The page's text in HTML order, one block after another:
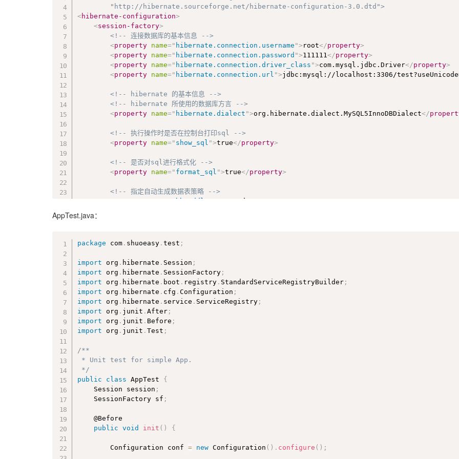
		"http://hibernate.sourceforge.net/hibernate-configuration-3.0.dtd">
<hibernate-configuration>
<session-factory>
<!-- 连接数据库的基本信息 -->
<property name=" hibernate.connection.username "> root</property>
<property name=" hibernate.connection.password ">111111</property>
<property name=" hibernate.connection.driver_class ">com.mysql.jdbc.Driver</property>
<property name=" hibernate.connection.url ">jdbc:mysql://localhost:3306/
<!-- hibernate 的基本信息 -->
<!-- hibernate 所使用的数据库方言 -->
<property name=" hibernate.dialect ">org.hibernate.dialect.MySQL5InnoDBDialect</
<!-- 执行操作时是否在控制台打印sql -->
<property name=" show_sql ">true</property>
<!-- 是否对sql进行格式化 -->
<property name=" format_sql ">true</property>
<!-- 指定自动生成数据表策略 -->
hbm2ddl.auto update
<!-- 配置使用的二级缓存产品 -->
property name hibernate.cache.region.factory_class
<!-- 指定关联的 .hbm.xml文件 -->
mapping resource = com/shuoeasy/test/User.hbm.xml "
mapping resource = com/shuoeasy/test/Orders.hbm.xml
class-cache
<!-- 集合级别的二级缓存，写法：包名.类名.字段名 -->
collection-cache
session-factory
hibernate-configuration
AppTest.java：
package com . shuoeasy .test ;
import org . hibernate . Session ;
import org . hibernate . SessionFactory ;
import org . hibernate . boot . registry . StandardServiceRegistryBuilder ;
import org . hibernate . cfg .Configuration ;
import org . hibernate . service . ServiceRegistry ;
import org . junit .After ;
import org . junit . Before ;
import org . junit .Test ;
/**
* Unit test for simple App.
*/
public
class AppTest
{
	Session session
;
	SessionFactory sf
;
	@Before
public
void init ( ) {
		Configuration conf
= new Configuration ( ) . configure ( ) ;